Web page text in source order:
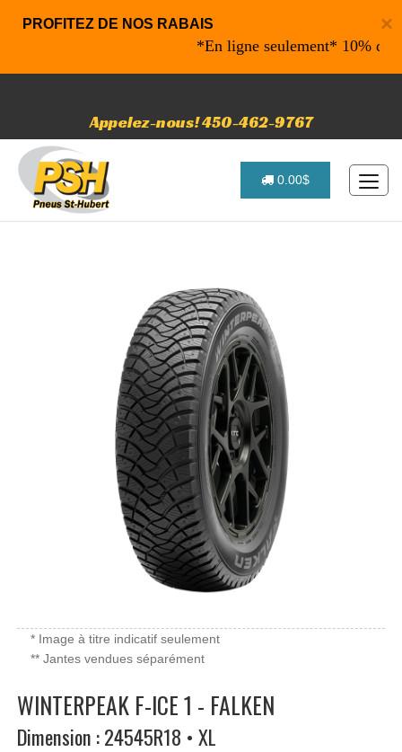
×
PROFITEZ DE NOS RABAIS
*En ligne seulement* 10% de
Appelez-nous! 450-462-9767
0.00$
* Image à titre indicatif seulement
** Jantes vendues séparément
WINTERPEAK F-ICE 1 - FALKEN
Dimension : 24545R18 • XL